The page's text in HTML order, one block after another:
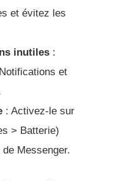
et évitez les
inutiles :
et
: Activez-le sur
> Batterie)
Messenger.